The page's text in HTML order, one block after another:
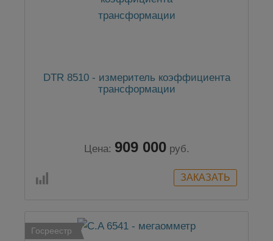
DTR 8510 - измеритель коэффициента
трансформации
Цена: 909 000 руб.
Госреестр